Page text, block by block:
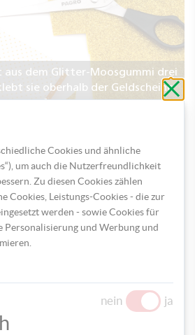
aus dem Glitter-Moosgummi drei
sie oberhalb der Geldscheine
auf
die Innenseite der Karte nach
schon ist diese wunderbare
ohne
zu
Cookies und ähnliche
um auch die Nutzerfreundlichkeit
Zu diesen Cookies zählen
Cookies, Leistungs-Cookies - die zur
werden - sowie Cookies für
Personalisierung und Werbung und
nein ja